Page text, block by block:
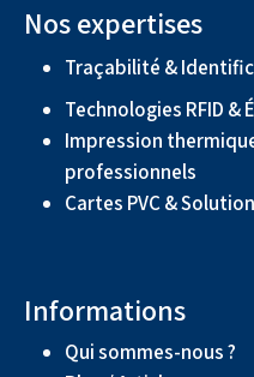
Nos expertises
Traçabilité &
Technologies RFID
Impression
professionnels
Cartes PVC &
Informations
Qui sommes-nous ?